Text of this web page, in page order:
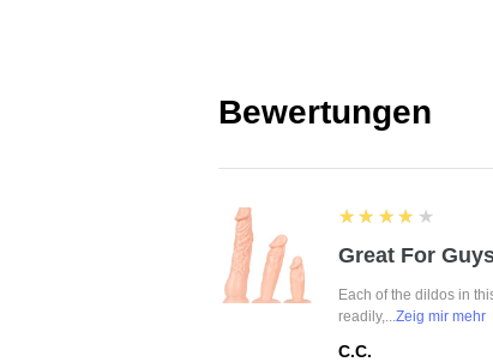
Bewertungen
4
★★★★★
Great For
Each of the dildos in
readily,...Zeig mir mehr
C.C.